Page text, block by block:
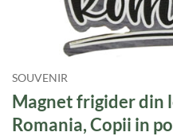
SOUVENIR
Magnet frigider din
Romania, Copii in